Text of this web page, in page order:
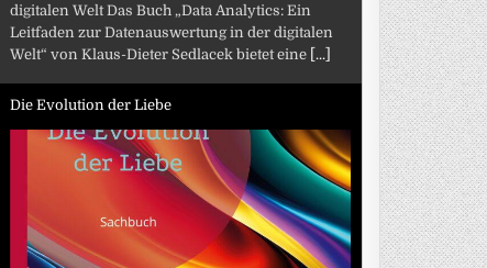
digitalen Welt Das Buch „Data Analytics: Ein
Leitfaden zur Datenauswertung in der digitalen
Welt“ von Klaus-Dieter Sedlacek bietet eine [...]
Die Evolution der Liebe